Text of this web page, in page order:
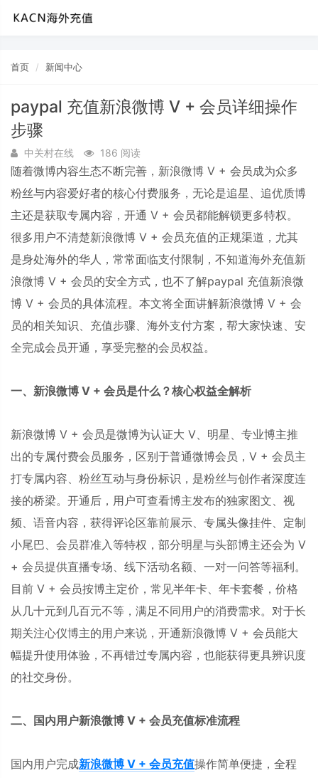
首页 新闻中心
paypal 充值新浪微博 V + 会员详细操作
步骤
中关村在线 186 阅读
随着微博内容生态不断完善，新浪微博 V + 会员成为众多
粉丝与内容爱好者的核心付费服务，无论是追星、追优质博
主还是获取专属内容，开通 V + 会员都能解锁更多特权。
很多用户不清楚新浪微博 V + 会员充值的正规渠道，尤其
是身处海外的华人，常常面临支付限制，不知道海外充值新
浪微博 V + 会员的安全方式，也不了解paypal 充值新浪微
博 V + 会员的具体流程。本文将全面讲解新浪微博 V + 会
员的相关知识、充值步骤、海外支付方案，帮大家快速、安
全完成会员开通，享受完整的会员权益。
一、新浪微博 V + 会员是什么？核心权益全解析
新浪微博 V + 会员是微博为认证大 V、明星、专业博主推
出的专属付费会员服务，区别于普通微博会员，V + 会员主
打专属内容、粉丝互动与身份标识，是粉丝与创作者深度连
接的桥梁。开通后，用户可查看博主发布的独家图文、视
频、语音内容，获得评论区靠前展示、专属头像挂件、定制
小尾巴、会员群准入等特权，部分明星与头部博主还会为 V
+ 会员提供直播专场、线下活动名额、一对一问答等福利。
目前 V + 会员按博主定价，常见半年卡、年卡套餐，价格
从几十元到几百元不等，满足不同用户的消费需求。对于长
期关注心仪博主的用户来说，开通新浪微博 V + 会员能大
幅提升使用体验，不再错过专属内容，也能获得更具辨识度
的社交身份。
二、国内用户新浪微博 V + 会员充值标准流程
国内用户完成新浪微博 V + 会员充值操作简单便捷，全程